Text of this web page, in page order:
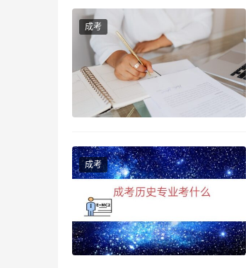
福建
福建省成人高考的收费标准按照
高起专考生：报名考务费每生120元
专升本考生：报名考务费每生160
完成网上缴纳考试费。
报名费：每生40元。
综合科考试费：每生40元。
其他科：每生30元。
成考
成考